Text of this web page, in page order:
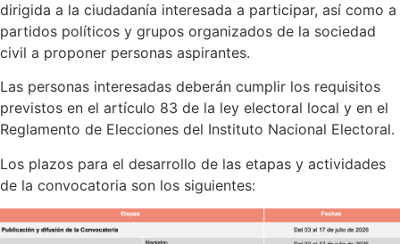
dirigida a la ciudadanía interesada a participar, así como a
partidos políticos y grupos organizados de la sociedad
civil a proponer personas aspirantes.
Las personas interesadas deberán cumplir los requisitos
previstos en el artículo 83 de la ley electoral local y en el
Reglamento de Elecciones del Instituto Nacional Electoral.
Los plazos para el desarrollo de las etapas y actividades
de la convocatoria son los siguientes: